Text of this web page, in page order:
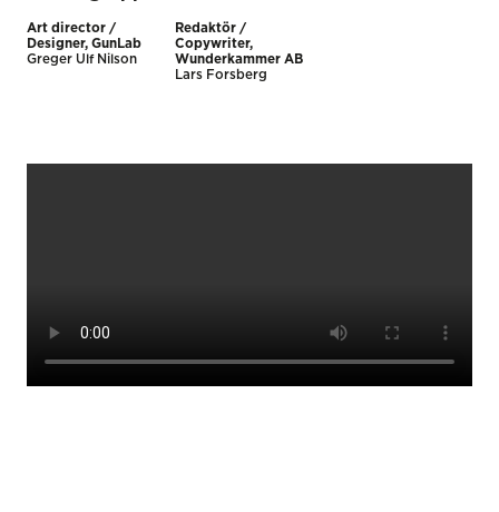
Art director /
Designer, GunLab
Greger Ulf Nilson
Redaktör /
Copywriter,
Wunderkammer AB
Lars Forsberg